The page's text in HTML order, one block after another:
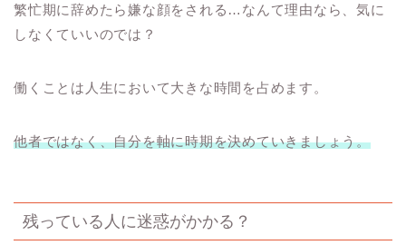
繁忙期に辞めたら嫌な顔をされる … なんて理由なら、気に
しなくていいのでは？
働くことは人生において大きな時間を占めます。
他者ではなく、自分を軸に時期を決めていきましょう。
残っている人に迷惑がかかる？